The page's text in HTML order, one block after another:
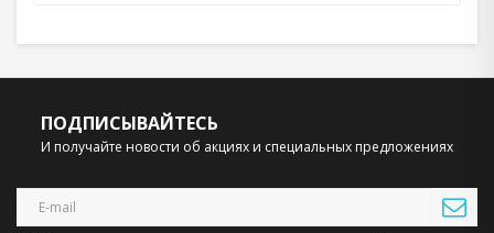
ПОДПИСЫВАЙТЕСЬ
И получайте новости об акциях и специальных предложениях